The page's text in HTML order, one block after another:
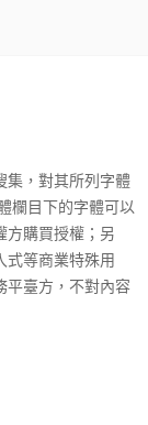
集，對其所列字體
欄目下的字體可以
方購買授權；另
式等商業特殊用
平臺方，不對內容